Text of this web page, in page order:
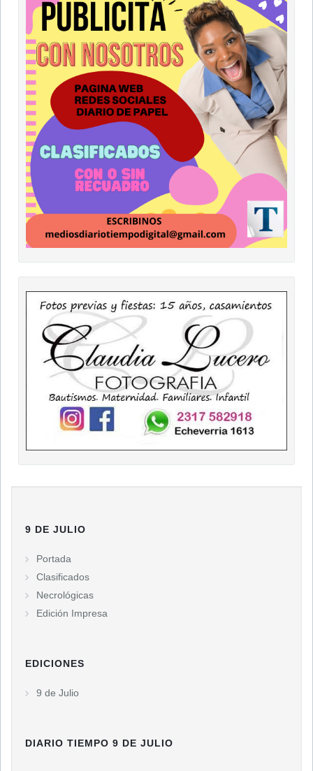
9 DE JULIO
Portada
Clasificados
Necrológicas
Edición Impresa
EDICIONES
9 de Julio
DIARIO TIEMPO 9 DE JULIO